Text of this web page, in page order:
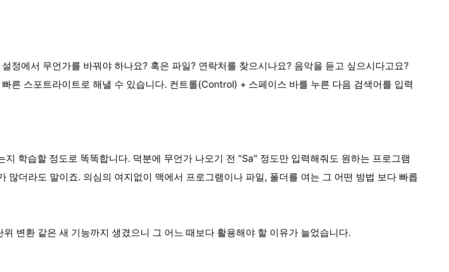
정에서 무언가를 바꿔야 하나요? 혹은 파일? 연락처를 찾으시나요? 음악을 듣고 싶으시다고요?
른 스포트라이트로 해낼 수 있습니다. 컨트롤(Control) + 스페이스 바를 누른 다음 검색어를 입력
학습할 정도로 똑똑합니다. 덕분에 무언가 나오기 전 "Sa" 정도만 입력해줘도 원하는 프로그램
많더라도 말이죠. 의심의 여지없이 맥에서 프로그램이나 파일, 폴더를 여는 그 어떤 방법 보다 빠릅
변환 같은 새 기능까지 생겼으니 그 어느 때보다 활용해야 할 이유가 늘었습니다.